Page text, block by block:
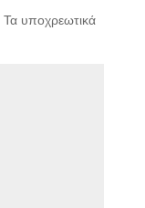
Τα υποχρεωτικά